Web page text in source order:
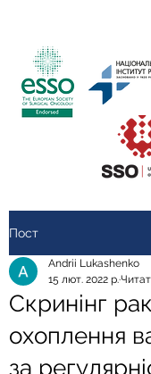
Пост
Скринінг
охоплення
за
Andrii Lukashenko
15 лют. 2022 р.